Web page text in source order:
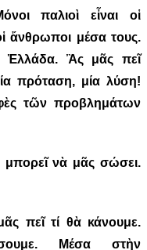
παλιοὶ εἶναι οἱ
ἄνθρωποι μέσα τους.
Ἑλλάδα. Ἂς μᾶς πεῖ
πρόταση, μία λύση!
τῶν προβλημάτων
νὰ μᾶς σώσει.
πεῖ τί θὰ κάνουμε.
Μέσα στὴν